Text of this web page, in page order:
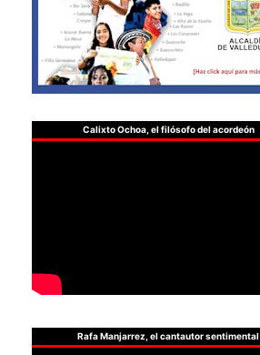
Calixto Ochoa, el filósofo del acordeón
Rafa Manjarrez, el cantautor sentimental